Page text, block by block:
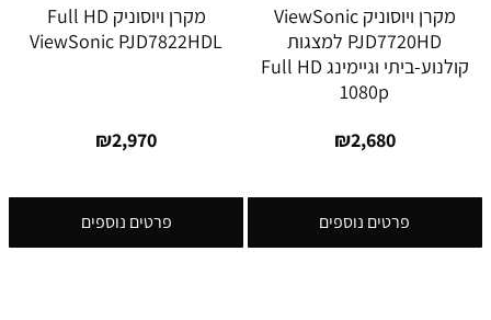
מקרן ויוסוניק ViewSonic
PJD7720HD למצגות
קולנוע-ביתי וגיימינג Full HD
1080p
₪2,680
פרטים נוספים
מקרן ויוסוניק Full HD
ViewSonic PJD7822HDL
₪2,970
פרטים נוספים